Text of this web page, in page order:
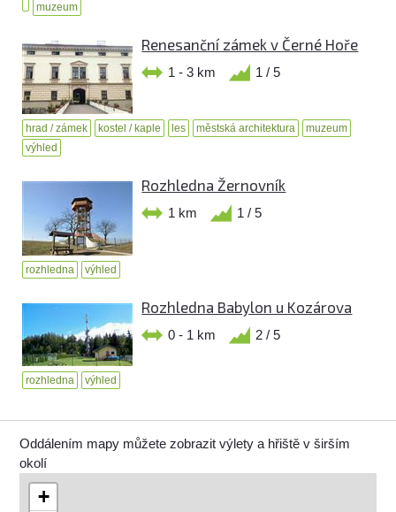
muzeum
Renesanční zámek v Černé Hoře
1 - 3 km 1 / 5
hrad / zámek kostel / kaple les městská architektura
muzeum
výhled
Rozhledna Žernovník
1 km 1 / 5
rozhledna výhled
Rozhledna Babylon u Kozárova
0 - 1 km 2 / 5
rozhledna výhled
Oddálením mapy můžete zobrazit výlety a hřiště v širším
okolí
+